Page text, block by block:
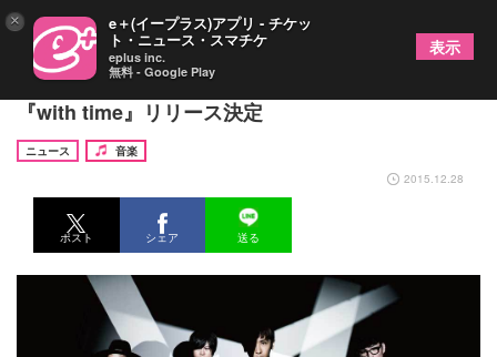
結成20周年のUNCHAIN、オリジナルフルアルバム
『with time』リリース決定
ニュース
音楽
2015.12.28
ポスト シェア 送る
× e＋(イープラス)アプリ - チケッ
ト・ニュース・スマチケ
eplus inc.
無料 - Google Play
表示